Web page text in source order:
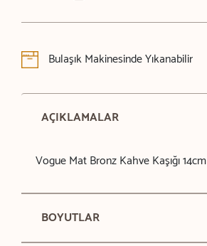
Bulaşık Makinesinde Yıkanabilir
AÇIKLAMALAR
Vogue Mat Bronz Kahve Kaşığı 14cm
BOYUTLAR